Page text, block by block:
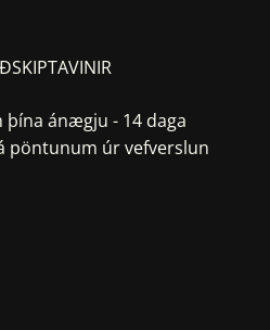
þína ánægju - 14 daga
pöntunum úr vefverslun